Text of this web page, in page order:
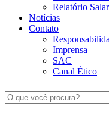
Relatório
Notícias
Contato
Imprensa
SAC
Canal Ético